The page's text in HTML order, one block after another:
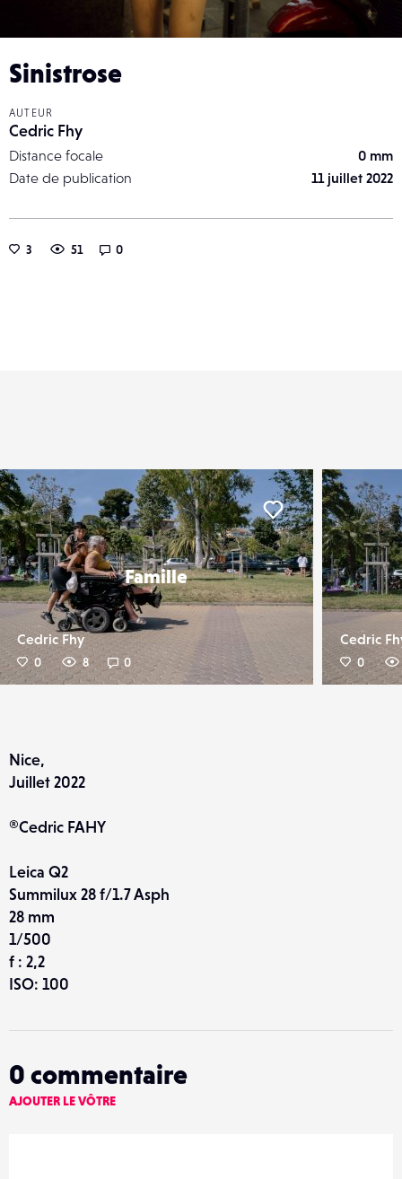
Sinistrose
AUTEUR
Cedric Fhy
Distance focale
0 mm
Date de publication
11 juillet 2022
3 51 0
Famille
Cedric Fhy
0 8 0
Liker
Cedric
0
Nice,
Juillet 2022
®Cedric FAHY
Leica Q2
Summilux 28 f/1.7 Asph
28 mm
1/500
f : 2,2
ISO: 100
0 commentaire
AJOUTER LE VÔTRE